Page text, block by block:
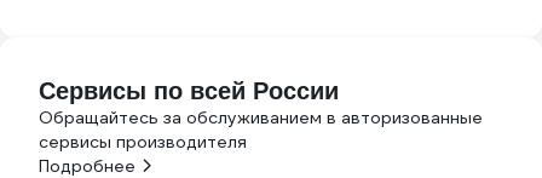
Сервисы по всей России
Обращайтесь за обслуживанием в авторизованные
сервисы производителя
Подробнее